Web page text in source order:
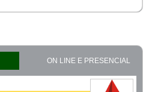
ON LINE E PRESENCIAL